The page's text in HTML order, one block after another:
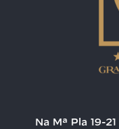
Na Mª Pla 19-21